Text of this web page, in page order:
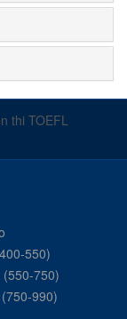
thi TOEFL
550)
750)
990)